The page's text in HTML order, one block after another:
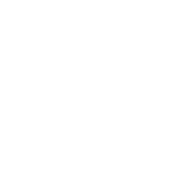
合，已推动一批
“周周有路演，